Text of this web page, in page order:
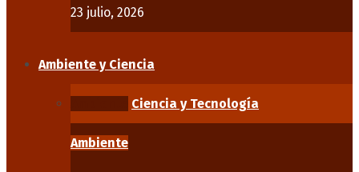
23 julio, 2026
Ambiente y Ciencia
Ciencia y Tecnología
Ambiente